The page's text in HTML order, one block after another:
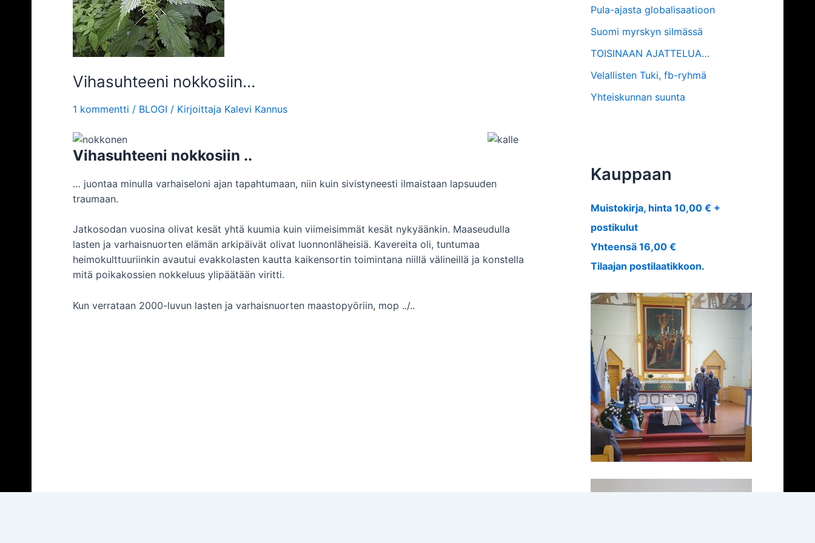
Vihasuhteeni nokkosiin…
1 kommentti / BLOGI / Kirjoittaja Kalevi Kannus
Vihasuhteeni nokkosiin ..
… juontaa minulla varhaiseloni ajan tapahtumaan, niin kuin sivistyneesti ilmaistaan lapsuuden
traumaan.
Jatkosodan vuosina olivat kesät yhtä kuumia kuin viimeisimmät kesät nykyäänkin. Maaseudulla
lasten ja varhaisnuorten elämän arkipäivät olivat luonnonläheisiä. Kavereita oli, tuntumaa
heimokulttuuriinkin avautui evakkolasten kautta kaikensortin toimintana niillä välineillä ja konstella
mitä poikakossien nokkeluus ylipäätään viritti.
Kun verrataan 2000-luvun lasten ja varhaisnuorten maastopyöriin, mop ../..
Pula-ajasta globalisaatioon
Suomi myrskyn silmässä
TOISINAAN AJATTELUA…
Velallisten Tuki, fb-ryhmä
Yhteiskunnan suunta
Kauppaan
Muistokirja, hinta 10,00 € +
postikulut
Yhteensä 16,00 €
Tilaajan postilaatikkoon.